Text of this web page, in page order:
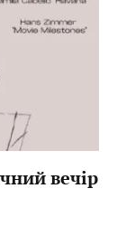
вечір